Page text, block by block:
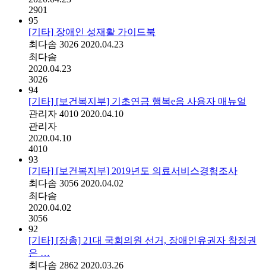
2901
95
[기타] 장애인 성재활 가이드북
최다솜 3026 2020.04.23
최다솜
2020.04.23
3026
94
[기타] [보건복지부] 기초연금 행복e음 사용자 매뉴얼
관리자 4010 2020.04.10
관리자
2020.04.10
4010
93
[기타] [보건복지부] 2019년도 의료서비스경험조사
최다솜 3056 2020.04.02
최다솜
2020.04.02
3056
92
[기타] [장총] 21대 국회의원 선거, 장애인유권자 참정권
은 …
최다솜 2862 2020.03.26